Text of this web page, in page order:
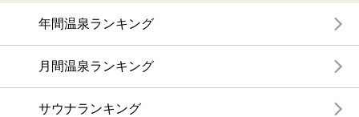
年間温泉ランキング
月間温泉ランキング
サウナランキング